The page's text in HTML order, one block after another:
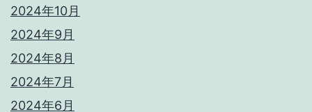
2024年10月
2024年9月
2024年8月
2024年7月
2024年6月